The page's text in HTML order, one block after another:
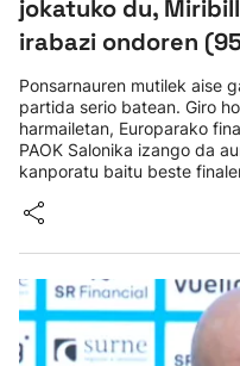
jokatuko du,
irabazi ondoren
Ponsarnauren mutilek aise
partida serio batean. Giro
harmailetan, Europarako
PAOK Salonika izango da
kanporatu baitu beste